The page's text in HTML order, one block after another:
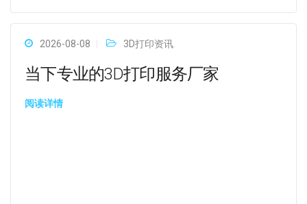
2026-08-08 3D打印资讯
当下专业的3D打印服务厂家
阅读详情